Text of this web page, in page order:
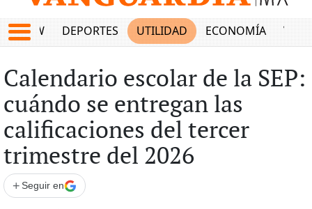
SHOW DEPORTES UTILIDAD ECONOMÍA VIDA
Calendario escolar de la SEP:
cuándo se entregan las
calificaciones del tercer
trimestre del 2026
+ Seguir en